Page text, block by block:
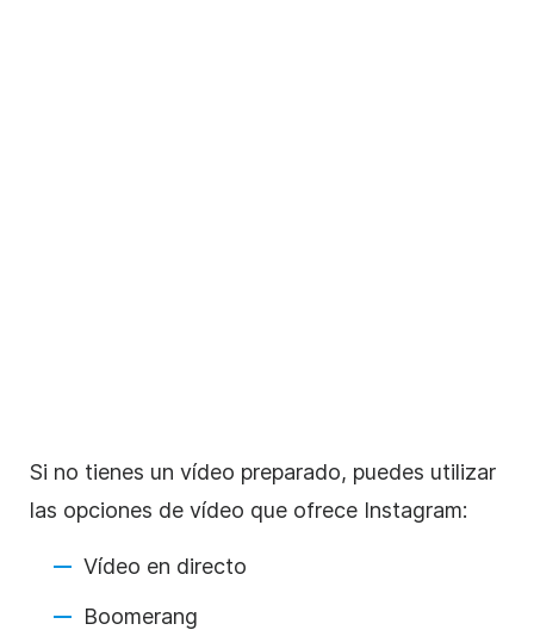
Si no tienes un vídeo preparado, puedes utilizar
las opciones de vídeo que ofrece Instagram:
Vídeo en directo
Boomerang